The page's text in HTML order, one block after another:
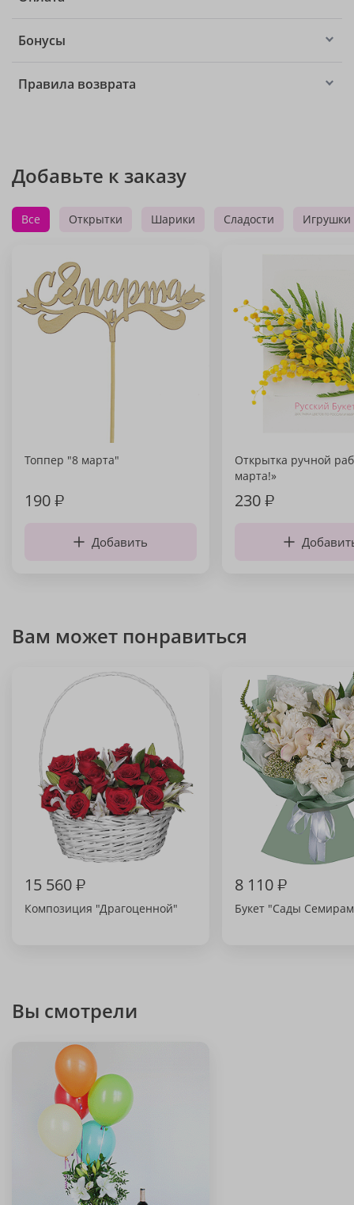
Бонусы
Правила возврата
Добавьте к заказу
Все Открытки Шарики Сладости Игрушки
Топпер "8 марта"
190₽
Добавить
Открытка ручной
марта!»
230₽
Вам может понравиться
15 560₽
Композиция "Драгоценной"
8 110₽
Букет "Сады
Вы смотрели